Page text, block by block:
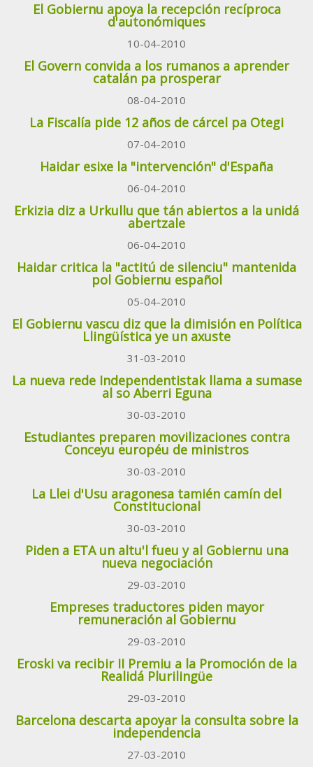
El Gobiernu apoya la recepción recíproca
d'autonómiques
10-04-2010
El Govern convida a los rumanos a aprender
catalán pa prosperar
08-04-2010
La Fiscalía pide 12 años de cárcel pa Otegi
07-04-2010
Haidar esixe la "intervención" d'España
06-04-2010
Erkizia diz a Urkullu que tán abiertos a la unidá
abertzale
06-04-2010
Haidar critica la "actitú de silenciu" mantenida
pol Gobiernu español
05-04-2010
El Gobiernu vascu diz que la dimisión en Política
Llingüística ye un axuste
31-03-2010
La nueva rede Independentistak llama a sumase
al so Aberri Eguna
30-03-2010
Estudiantes preparen movilizaciones contra
Conceyu européu de ministros
30-03-2010
La Llei d'Usu aragonesa tamién camín del
Constitucional
30-03-2010
Piden a ETA un altu'l fueu y al Gobiernu una
nueva negociación
29-03-2010
Empreses traductores piden mayor
remuneración al Gobiernu
29-03-2010
Eroski va recibir II Premiu a la Promoción de la
Realidá Plurilingüe
29-03-2010
Barcelona descarta apoyar la consulta sobre la
independencia
27-03-2010